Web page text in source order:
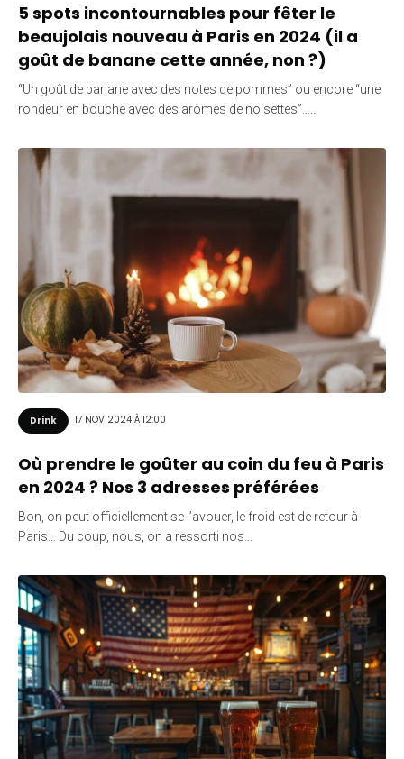
5 spots incontournables pour fêter le
beaujolais nouveau à Paris en 2024 (il a
goût de banane cette année, non ?)
“Un goût de banane avec des notes de pommes” ou encore “une
rondeur en bouche avec des arômes de noisettes”……
Drink 17 NOV 2024 À 12:00
Où prendre le goûter au coin du feu à Paris
en 2024 ? Nos 3 adresses préférées
Bon, on peut officiellement se l’avouer, le froid est de retour à
Paris… Du coup, nous, on a ressorti nos…